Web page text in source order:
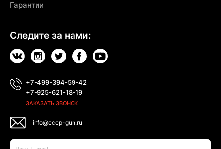
Гарантии
Следите за нами:
+7-499-394-59-42
+7-925-621-18-19
ЗАКАЗАТЬ ЗВОНОК
info@cccp-gun.ru